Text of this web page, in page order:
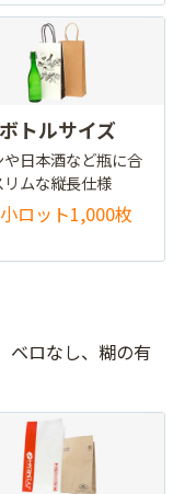
ボトルサイズ
や日本酒など瓶に合
リムな縦長仕様
ロット1,000枚
ベロなし、糊の有